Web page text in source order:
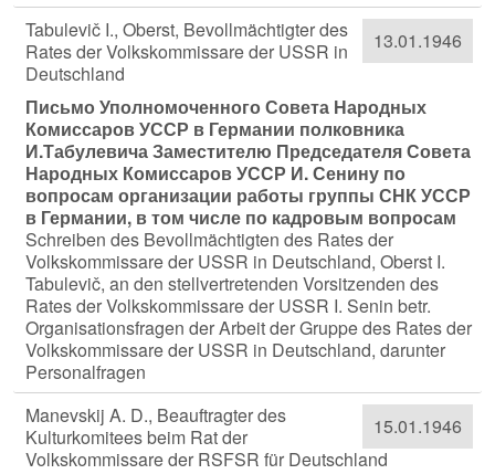
13.01.1946
Tabulevič I., Oberst, Bevollmächtigter des
Rates der Volkskommissare der USSR in
Deutschland
Письмо Уполномоченного Совета Народных
Комиссаров УССР в Германии полковника
И.Табулевича Заместителю Председателя Совета
Народных Комиссаров УССР И. Сенину по
вопросам организации работы группы СНК УССР
в Германии, в том числе по кадровым вопросам
Schreiben des Bevollmächtigten des Rates der
Volkskommissare der USSR in Deutschland, Oberst I.
Tabulevič, an den stellvertretenden Vorsitzenden des
Rates der Volkskommissare der USSR I. Senin betr.
Organisationsfragen der Arbeit der Gruppe des Rates der
Volkskommissare der USSR in Deutschland, darunter
Personalfragen
15.01.1946
Manevskij A. D., Beauftragter des
Kulturkomitees beim Rat der
Volkskommissare der RSFSR für Deutschland